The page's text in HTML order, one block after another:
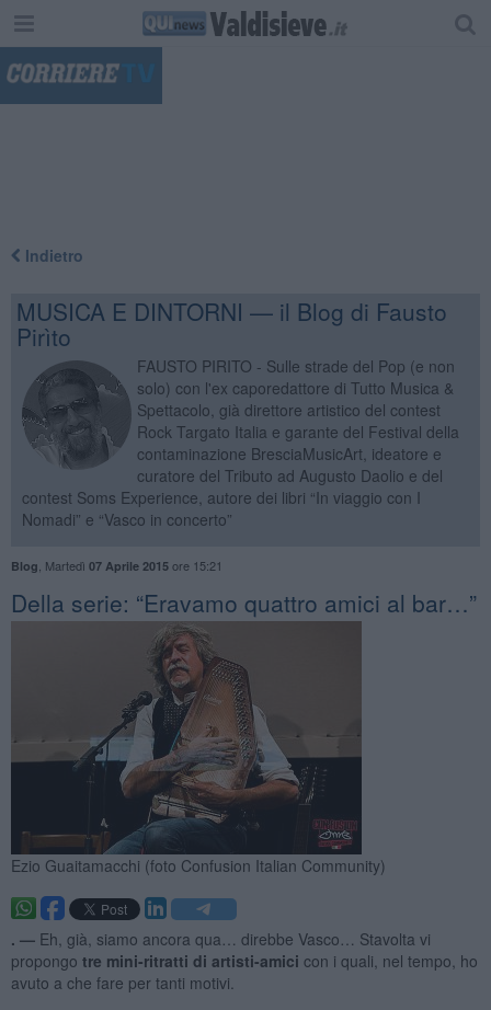
Indietro
MUSICA E DINTORNI — il Blog di Fausto
Pirìto
FAUSTO PIRITO - Sulle strade del Pop (e non
solo) con l'ex caporedattore di Tutto Musica &
Spettacolo, già direttore artistico del contest
Rock Targato Italia e garante del Festival della
contaminazione BresciaMusicArt, ideatore e
curatore del Tributo ad Augusto Daolio e del
contest Soms Experience, autore dei libri “In viaggio con I
Nomadi” e “Vasco in concerto”
Blog Martedì 07 Aprile 2015ore 15:21
Della serie: “Eravamo quattro amici al bar…”
Ezio Guaitamacchi (foto Confusion Italian Community)
. — Eh, già, siamo ancora qua… direbbe Vasco… Stavolta vi
propongo tre mini-ritratti di artisti-amici con i quali, nel tempo, ho
avuto a che fare per tanti motivi.